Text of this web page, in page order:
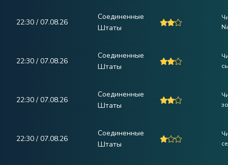
22:30 / 07.08.26
Соединенные
Штаты
22:30 / 07.08.26
Соединенные
Штаты
22:30 / 07.08.26
Соединенные
Штаты
22:30 / 07.08.26
Соединенные
Штаты